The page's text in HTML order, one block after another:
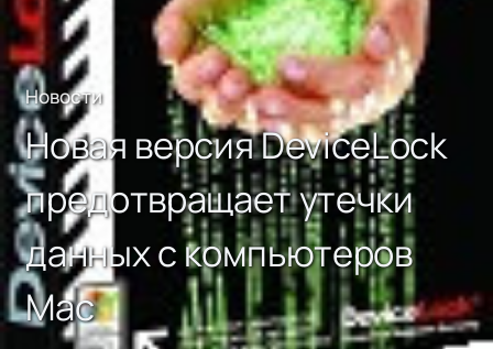
Новости
Новая версия DeviceLock
предотвращает утечки
данных с компьютеров
Mac